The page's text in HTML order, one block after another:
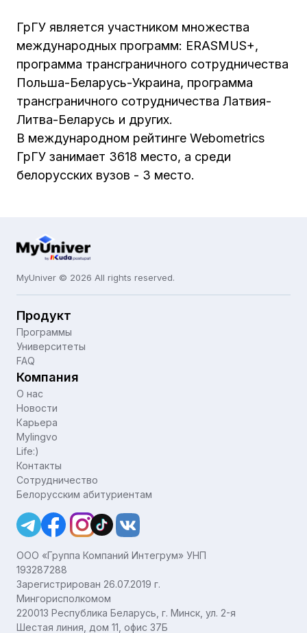
ГрГУ является участником множества
международных программ: ERASMUS+,
программа трансграничного сотрудничества
Польша-Беларусь-Украина, программа
трансграничного сотрудничества Латвия-
Литва-Беларусь и других.
В международном рейтинге Webometrics
ГрГУ занимает 3618 место, а среди
белорусских вузов - 3 место.
MyUniver © 2026 All rights reserved.
Продукт
Программы
Университеты
FAQ
Компания
О нас
Новости
Карьера
Mylingvo
Life:)
Контакты
Сотрудничество
Белорусским абитуриентам
ООО «Группа Компаний Интегрум» УНП
193287288
Зарегистрирован 26.07.2019 г.
Мингорисполкомом
220013 Республика Беларусь, г. Минск, ул. 2-я
Шестая линия, дом 11, офис 37Б